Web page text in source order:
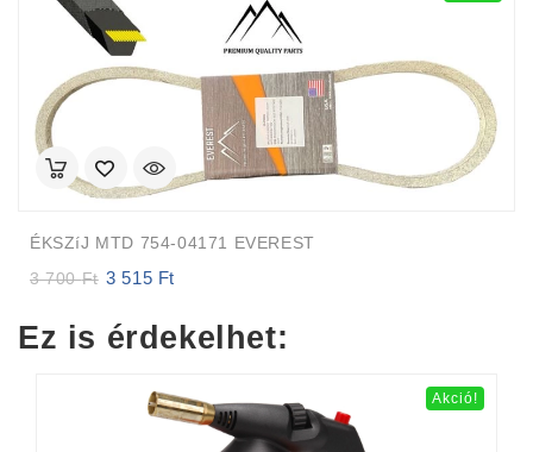
ÉKSZíJ MTD 754-04171 EVEREST
3 700Ft Original
3
3 515 Ft
3
Ez is érdekelhet:
Akció!